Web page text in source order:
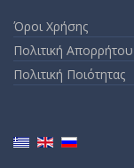
Όροι Χρήσης
Πολιτική Απορρήτου
Πολιτική Ποιότητας